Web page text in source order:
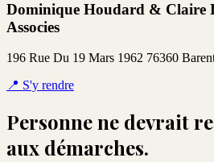
Dominique Houdard & Claire
Associes
196 Rue Du 19 Mars 1962 76360
📍 S'y rendre
Personne ne devrait
aux démarches.